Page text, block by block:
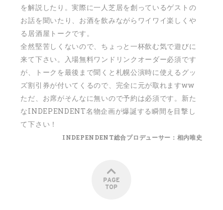
を解説したり。実際に一人芝居を創っているゲストの
お話を聞いたり、お酒を飲みながらワイワイ楽しくや
る居酒屋トークです。
全然堅苦しくないので、ちょっと一杯飲む気で遊びに
来て下さい。入場無料ワンドリンクオーダー必須です
が、トークを最後まで聞くと札幌公演時に使えるグッ
ズ割引券が付いてくるので、完全に元が取れますww
ただ、お席がそんなに無いので予約は必須です。新た
なINDEPENDENT名物企画が爆誕する瞬間を目撃し
て下さい！
INDEPENDENT総合プロデューサー：相内唯史